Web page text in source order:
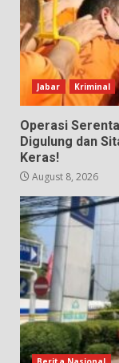
Jabar Kriminal
Operasi
Digulung dan
Keras!
August 8, 2026